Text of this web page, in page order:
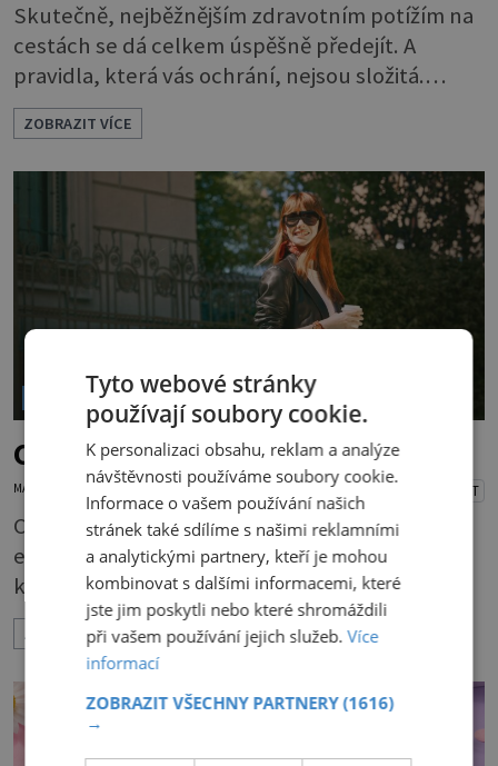
Skutečně, nejběžnějším zdravotním potížím na
cestách se dá celkem úspěšně předejít. A
pravidla, která vás ochrání, nejsou složitá.
Riziko na talíři Drtivou většinu cestovatelských
průjmů vyvolávají fekální bakterie. Do kuchyně
se mohou dostat s přirozeně hnojenou
zeleninou a při nedostatečné hygieně při
přípravě a výdeji jídla se snadno rozšíří ze
zeleninového salátu i na další potraviny. Dobro
ZOBRAZIT VÍCE
VOLNÝ ČAS
Chytrý trenér hlídající zdraví
MARTIN MACOUREK PŘEHRÁT
Chytré hodinky už dávno nejsou jen sportovní
elektronikou. Pro mnoho žen se staly
každodenním spojením elegance, zdravého
životního stylu a moderních technologií.
Huawei dnes ukazuje, že smartwatch mohou
působit stejně stylově jako klasické hodinky — a
současně nabídnout překvapivě sofistikované
funkce pro péči o zdraví i aktivní život.
ZOBRAZIT VÍCE
Tyto webové stránky
používají soubory cookie.
K personalizaci obsahu, reklam a analýze
návštěvnosti používáme soubory cookie.
Informace o vašem používání našich
stránek také sdílíme s našimi reklamními
a analytickými partnery, kteří je mohou
kombinovat s dalšími informacemi, které
jste jim poskytli nebo které shromáždili
při vašem používání jejich služeb.Více
informací
ZOBRAZIT VŠECHNY PARTNERY(1616)
→